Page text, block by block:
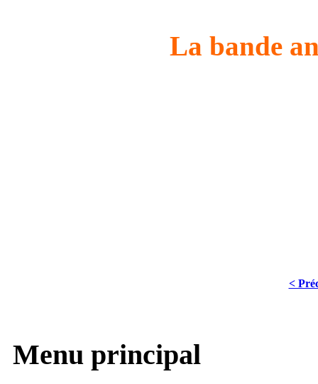
La bande
<
Menu principal